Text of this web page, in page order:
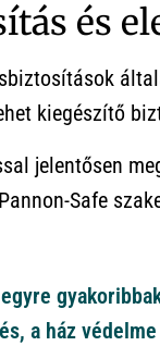
és
kiegészítő
jelentősen
Safe
a ház